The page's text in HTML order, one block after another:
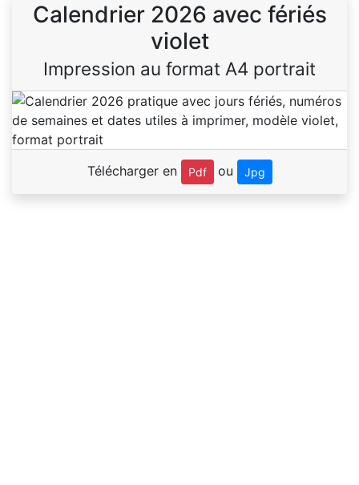
Calendrier 2026 avec fériés
violet
Impression au format A4 portrait
Télécharger en Pdf ou Jpg